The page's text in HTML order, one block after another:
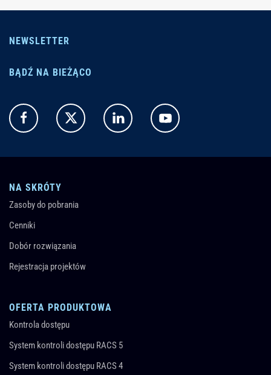
NEWSLETTER
BĄDŹ NA BIEŻĄCO
NA SKRÓTY
Zasoby do pobrania
Cenniki
Dobór rozwiązania
Rejestracja projektów
OFERTA PRODUKTOWA
Kontrola dostępu
System kontroli dostępu RACS 5
System kontroli dostępu RACS 4